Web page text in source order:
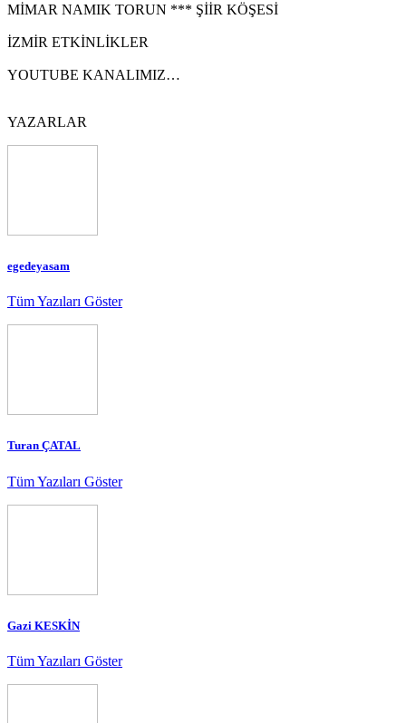
MİMAR NAMIK TORUN *** ŞİİR KÖŞESİ
İZMİR ETKİNLİKLER
YOUTUBE KANALIMIZ…
YAZARLAR
egedeyasam
Tüm Yazıları Göster
Turan ÇATAL
Tüm Yazıları Göster
Gazi KESKİN
Tüm Yazıları Göster